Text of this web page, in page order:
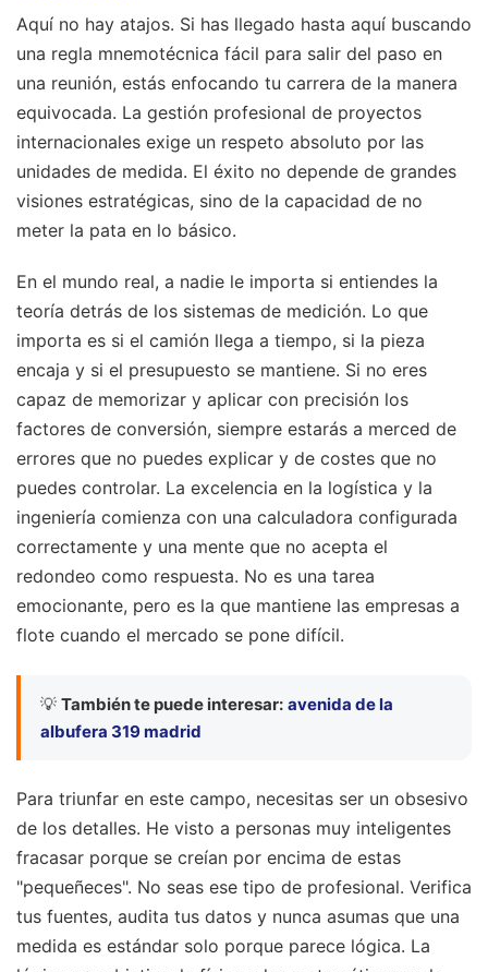
Aquí no hay atajos. Si has llegado hasta aquí buscando
una regla mnemotécnica fácil para salir del paso en
una reunión, estás enfocando tu carrera de la manera
equivocada. La gestión profesional de proyectos
internacionales exige un respeto absoluto por las
unidades de medida. El éxito no depende de grandes
visiones estratégicas, sino de la capacidad de no
meter la pata en lo básico.
En el mundo real, a nadie le importa si entiendes la
teoría detrás de los sistemas de medición. Lo que
importa es si el camión llega a tiempo, si la pieza
encaja y si el presupuesto se mantiene. Si no eres
capaz de memorizar y aplicar con precisión los
factores de conversión, siempre estarás a merced de
errores que no puedes explicar y de costes que no
puedes controlar. La excelencia en la logística y la
ingeniería comienza con una calculadora configurada
correctamente y una mente que no acepta el
redondeo como respuesta. No es una tarea
emocionante, pero es la que mantiene las empresas a
flote cuando el mercado se pone difícil.
💡 También te puede interesar: avenida de la
albufera 319 madrid
Para triunfar en este campo, necesitas ser un obsesivo
de los detalles. He visto a personas muy inteligentes
fracasar porque se creían por encima de estas
"pequeñeces". No seas ese tipo de profesional. Verifica
tus fuentes, audita tus datos y nunca asumas que una
medida es estándar solo porque parece lógica. La